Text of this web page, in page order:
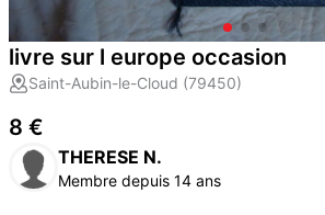
livre sur l europe occasion
Saint-Aubin-le-Cloud (79450)
8 €
THERESE N.
Membre depuis 14 ans